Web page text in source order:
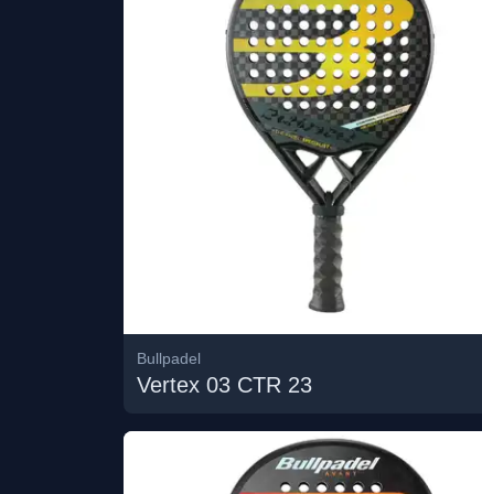
Bullpadel
Vertex 03 CTR 23